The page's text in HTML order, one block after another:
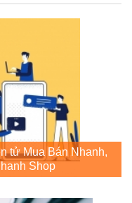
tử Mua Bán Nhanh,
Shop